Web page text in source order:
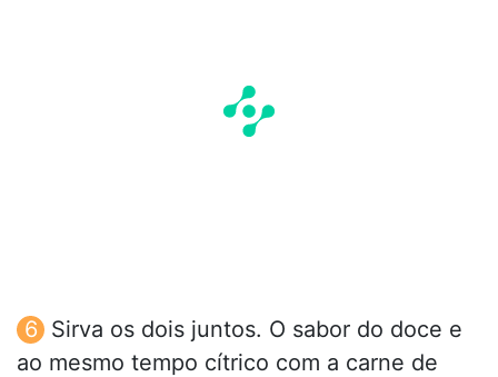
Sirva os dois juntos. O sabor do doce e
ao mesmo tempo cítrico com a carne de